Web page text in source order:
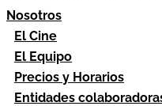
Nosotros
El Cine
El Equipo
Precios y Horarios
Entidades